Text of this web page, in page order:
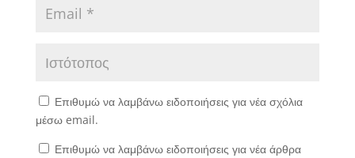
Επιθυμώ να λαμβάνω ειδοποιήσεις για νέα σχόλια
μέσω email.
Επιθυμώ να λαμβάνω ειδοποιήσεις για νέα άρθρα